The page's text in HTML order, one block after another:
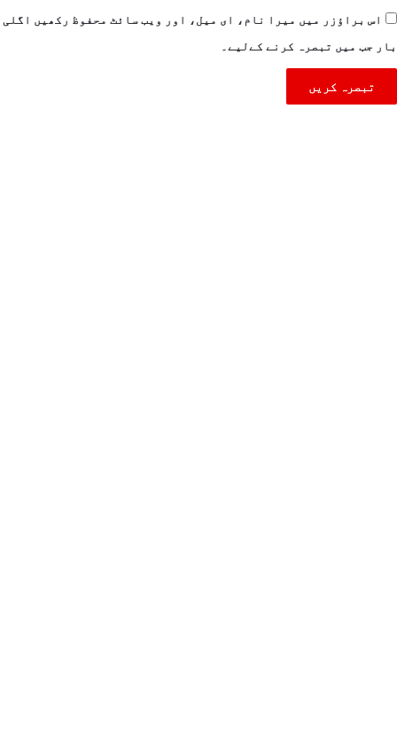
اس براؤزر میں میرا نام، ای میل، اور ویب سائٹ محفوظ رکھیں اگلی
بار جب میں تبصرہ کرنے کےلیے۔